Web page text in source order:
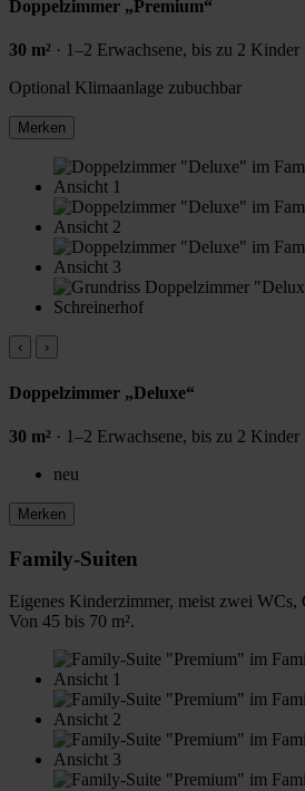
Doppelzimmer „Premium“
30 m² · 1–2 Erwachsene, bis zu 2 Kinder
Optional Klimaanlage zubuchbar
Merken
‹ ›
Doppelzimmer „Deluxe“
30 m² · 1–2 Erwachsene, bis zu 2 Kinder
neu
Merken
Family-Suiten
Eigenes Kinderzimmer, meist zwei WCs,
Von 45 bis 70 m².